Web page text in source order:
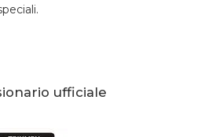
ufficiale